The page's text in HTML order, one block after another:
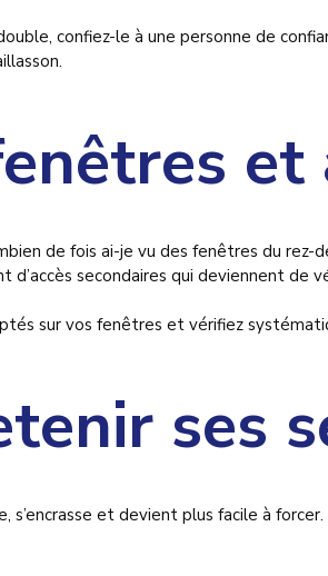
confiez-le à une personne de
et
de fois ai-je vu des fenêtres du
secondaires qui deviennent de
sur vos fenêtres et vérifiez
ses
s’encrasse et devient plus facile à